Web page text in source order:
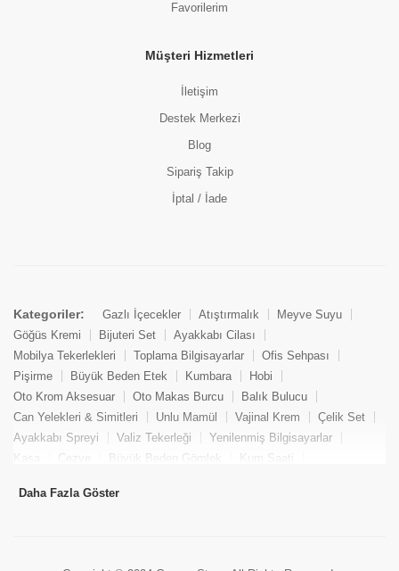
Favorilerim
Müşteri Hizmetleri
İletişim
Destek Merkezi
Blog
Sipariş Takip
İptal / İade
Kategoriler: Gazlı İçecekler Atıştırmalık
Meyve Suyu
Göğüs Kremi
Bijuteri Set
Ayakkabı Cilası
Mobilya Tekerlekleri
Toplama Bilgisayarlar
Ofis Sehpası
Pişirme
Büyük Beden Etek Kumbara
Hobi
Oto Krom Aksesuar
Oto Makas Burcu
Balık Bulucu
Can Yelekleri & Simitleri
Unlu Mamül Vajinal Krem
Çelik Set
Ayakkabı Spreyi
Valiz Tekerleği
Yenilenmiş Bilgisayarlar
Kasa
Cezve Büyük Beden Gömlek
Kum Saati
Tekne Bağlama & Demirleme
Daha Fazla Göster